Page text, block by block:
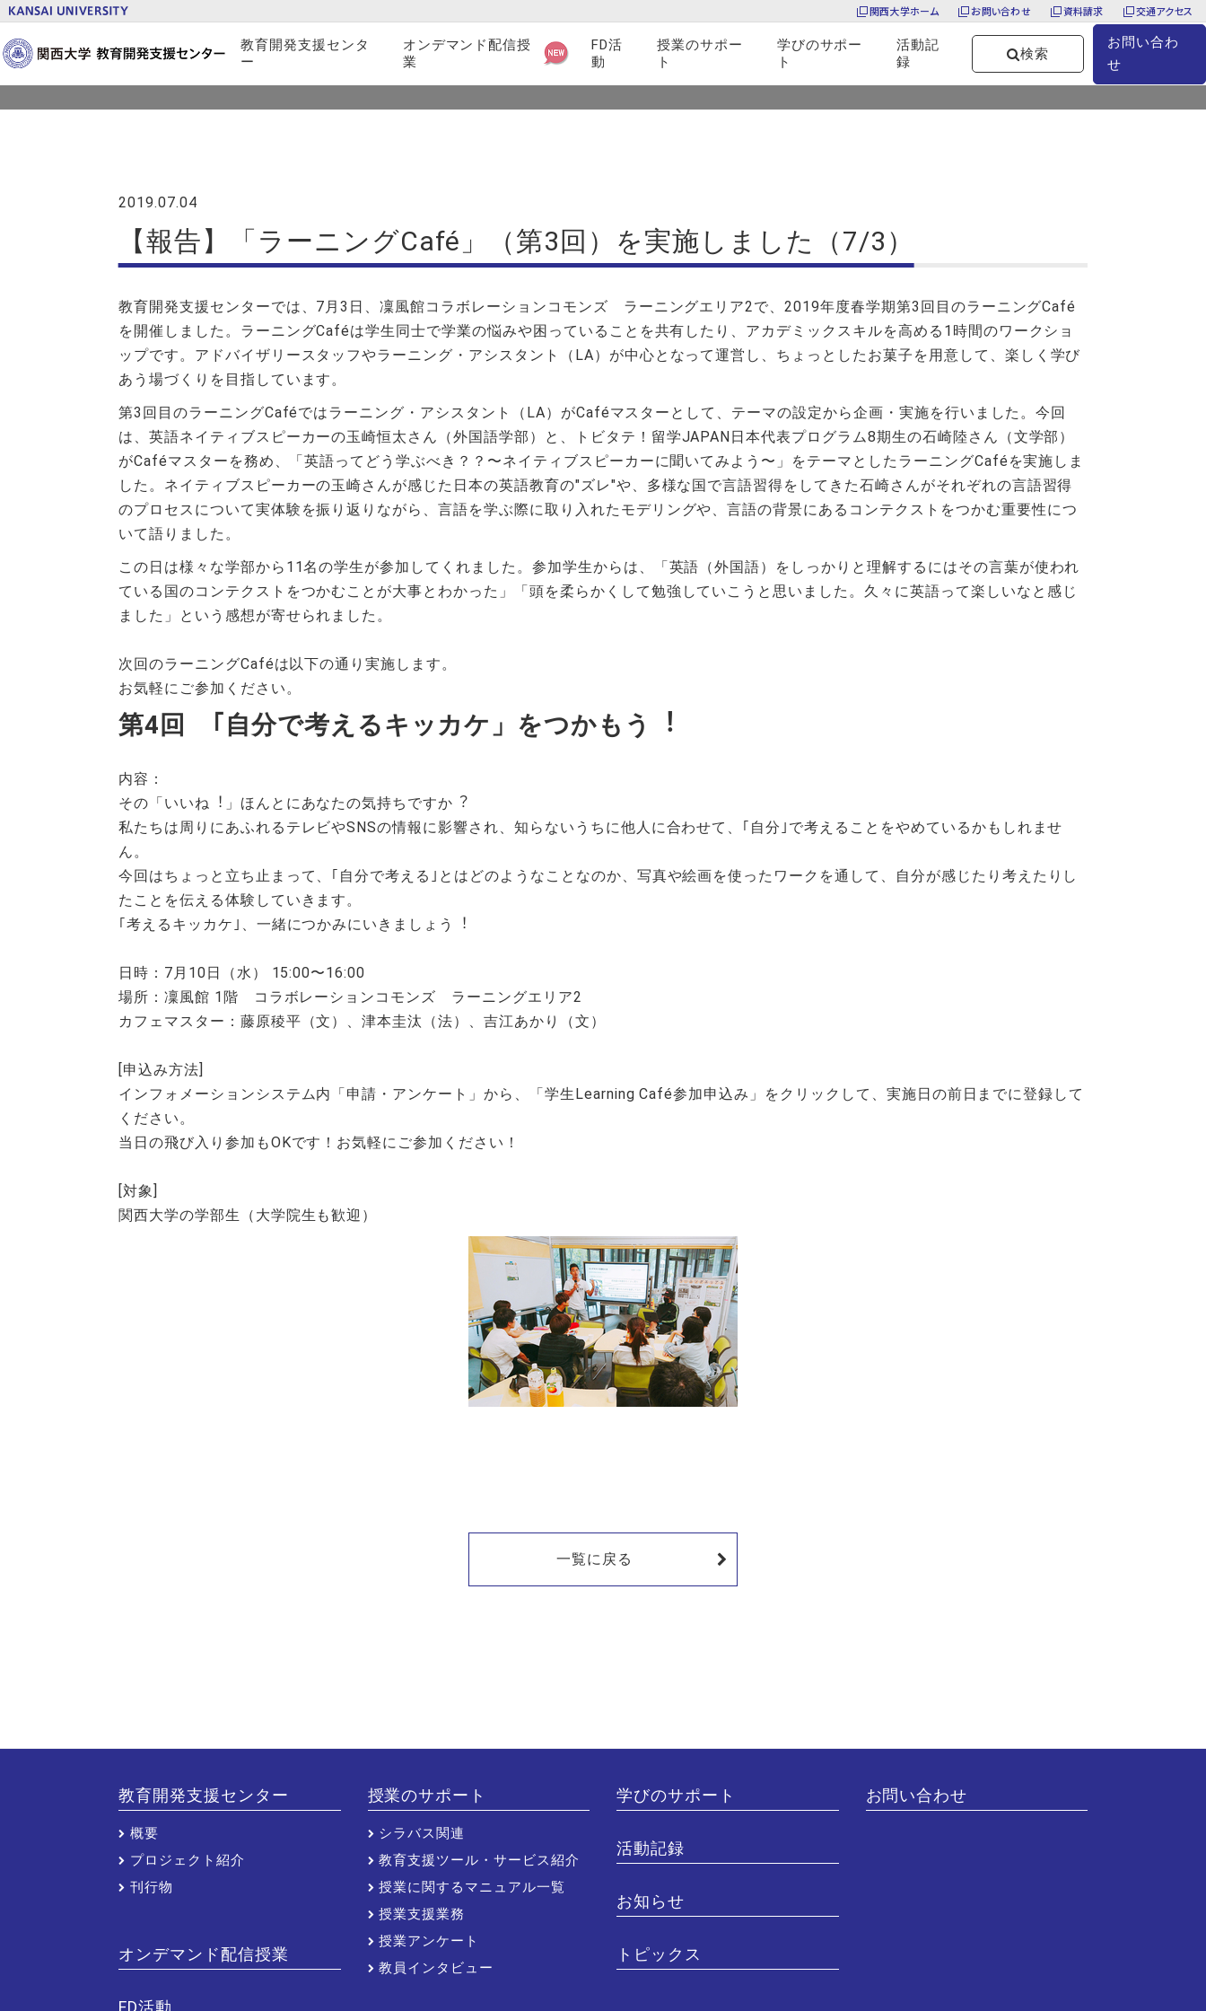
関西大学ホーム お問い合わせ 資料請求 交通アクセス
教育開発支援センタ
ー
オンデマンド配信授
業
FD活
動
授業のサポー
ト
授業支援業務
授業アンケート
教員インタビュー
学びのサポー
ト
活動記
録
検索
お問い合わ
せ
トピックス
2019.07.04
【報告】「ラーニングCafé」（第3回）を実施しました（7/3）
教育開発支援センターでは、7月3日、凜風館コラボレーションコモンズ ラーニングエリア2で、2019年度春学期第3回目のラーニングCafé
を開催しました。ラーニングCaféは学生同士で学業の悩みや困っていることを共有したり、アカデミックスキルを高める1時間のワークショ
ップです。アドバイザリースタッフやラーニング・アシスタント（LA）が中心となって運営し、ちょっとしたお菓子を用意して、楽しく学び
あう場づくりを目指しています。
第3回目のラーニングCaféではラーニング・アシスタント（LA）がCaféマスターとして、テーマの設定から企画・実施を行いました。今回
は、英語ネイティブスピーカーの玉崎恒太さん（外国語学部）と、トビタテ！留学JAPAN日本代表プログラム8期生の石崎陸さん（文学部）
がCaféマスターを務め、「英語ってどう学ぶべき？？〜ネイティブスピーカーに聞いてみよう〜」をテーマとしたラーニングCaféを実施しま
した。ネイティブスピーカーの玉崎さんが感じた⽇本の英語教育の"ズレ"や、多様な国で⾔語習得をしてきた石崎さんがそれぞれの言語習得
のプロセスについて実体験を振り返りながら、言語を学ぶ際に取り入れたモデリングや、言語の背景にあるコンテクストをつかむ重要性につ
いて語りました。
この日は様々な学部から11名の学生が参加してくれました。参加学生からは、「英語（外国語）をしっかりと理解するにはその言葉が使われ
ている国のコンテクストをつかむことが大事とわかった」「頭を柔らかくして勉強していこうと思いました。久々に英語って楽しいなと感じ
ました」という感想が寄せられました。
次回のラーニングCaféは以下の通り実施します。
お気軽にご参加ください。
第4回 ｢⾃分で考えるキッカケ」をつかもう︕
内容：
その「いいね︕」ほんとにあなたの気持ちですか︖
私たちは周りにあふれるテレビやSNSの情報に影響され、知らないうちに他⼈に合わせて、｢⾃分｣で考えることをやめているかもしれませ
ん。
今回はちょっと⽴ち⽌まって、｢⾃分で考える｣とはどのようなことなのか、写真や絵画を使ったワークを通して、⾃分が感じたり考えたりし
たことを伝える体験していきます。
｢考えるキッカケ｣、⼀緒につかみにいきましょう︕
日時：7⽉10⽇（⽔） 15:00〜16:00
場所：凜風館 1階 コラボレーションコモンズ ラーニングエリア2
カフェマスター：藤原稜平（文）、津本圭汰（法）、吉江あかり（文）
[申込み方法]
インフォメーションシステム内「申請・アンケート」から、「学生Learning Café参加申込み」をクリックして、実施日の前日までに登録して
ください。
当日の飛び入り参加もOKです！お気軽にご参加ください！
[対象]
関西大学の学部生（大学院生も歓迎）
一覧に戻る
教育開発支援センター
概要
プロジェクト紹介
刊行物
オンデマンド配信授業
授業のサポート
シラバス関連
教育支援ツール・サービス紹介
授業に関するマニュアル一覧
授業支援業務
授業アンケート
教員インタビュー
学びのサポート
活動記録
お知らせ
トピックス
お問い合わせ